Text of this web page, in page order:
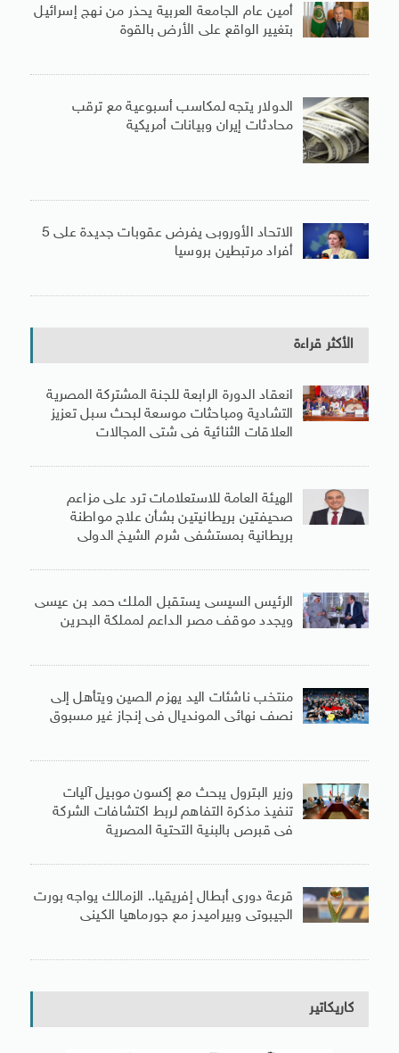
أمين عام الجامعة العربية يحذر من نهج إسرائيل
بتغيير الواقع على الأرض بالقوة
الدولار يتجه لمكاسب أسبوعية مع ترقب
محادثات إيران وبيانات أمريكية
الاتحاد الأوروبى يفرض عقوبات جديدة على 5
أفراد مرتبطين بروسيا
الأكثر قراءة
انعقاد الدورة الرابعة للجنة المشتركة المصرية
التشادية ومباحثات موسعة لبحث سبل تعزيز
العلاقات الثنائية فى شتى المجالات
الهيئة العامة للاستعلامات ترد على مزاعم
صحيفتين بريطانيتين بشأن علاج مواطنة
بريطانية بمستشفى شرم الشيخ الدولى
الرئيس السيسى يستقبل الملك حمد بن عيسى
ويجدد موقف مصر الداعم لمملكة البحرين
منتخب ناشئات اليد يهزم الصين ويتأهل إلى
نصف نهائى المونديال فى إنجاز غير مسبوق
وزير البترول يبحث مع إكسون موبيل آليات
تنفيذ مذكرة التفاهم لربط اكتشافات الشركة
فى قبرص بالبنية التحتية المصرية
قرعة دورى أبطال إفريقيا.. الزمالك يواجه بورت
الجيبوتى وبيراميدز مع جورماهيا الكينى
كاريكاتير